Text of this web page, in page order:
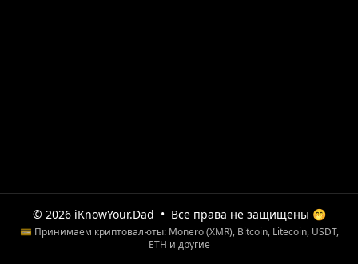
© 2026 iKnowYour.Dad • Все права не защищены 🤭
💳 Принимаем криптовалюты: Monero (XMR), Bitcoin, Litecoin, USDT,
ETH и другие